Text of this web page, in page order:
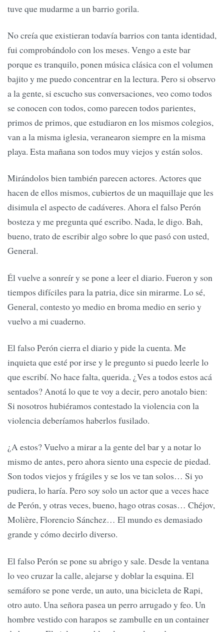
tuve que mudarme a un barrio gorila.
No creía que existieran todavía barrios con tanta identidad,
fui comprobándolo con los meses. Vengo a este bar
porque es tranquilo, ponen música clásica con el volumen
bajito y me puedo concentrar en la lectura. Pero si observo
a la gente, si escucho sus conversaciones, veo como todos
se conocen con todos, como parecen todos parientes,
primos de primos, que estudiaron en los mismos colegios,
van a la misma iglesia, veranearon siempre en la misma
playa. Esta mañana son todos muy viejos y están solos.
Mirándolos bien también parecen actores. Actores que
hacen de ellos mismos, cubiertos de un maquillaje que les
disimula el aspecto de cadáveres. Ahora el falso Perón
bosteza y me pregunta qué escribo. Nada, le digo. Bah,
bueno, trato de escribir algo sobre lo que pasó con usted,
General.
Él vuelve a sonreír y se pone a leer el diario. Fueron y son
tiempos difíciles para la patria, dice sin mirarme. Lo sé,
General, contesto yo medio en broma medio en serio y
vuelvo a mi cuaderno.
El falso Perón cierra el diario y pide la cuenta. Me
inquieta que esté por irse y le pregunto si puedo leerle lo
que escribí. No hace falta, querida. ¿Ves a todos estos acá
sentados? Anotá lo que te voy a decir, pero anotalo bien:
Si nosotros hubiéramos contestado la violencia con la
violencia deberíamos haberlos fusilado.
¿A estos? Vuelvo a mirar a la gente del bar y a notar lo
mismo de antes, pero ahora siento una especie de piedad.
Son todos viejos y frágiles y se los ve tan solos… Si yo
pudiera, lo haría. Pero soy solo un actor que a veces hace
de Perón, y otras veces, bueno, hago otras cosas… Chéjov,
Molière, Florencio Sánchez… El mundo es demasiado
grande y cómo decirlo diverso.
El falso Perón se pone su abrigo y sale. Desde la ventana
lo veo cruzar la calle, alejarse y doblar la esquina. El
semáforo se pone verde, un auto, una bicicleta de Rapi,
otro auto. Una señora pasea un perro arrugado y feo. Un
hombre vestido con harapos se zambulle en un container